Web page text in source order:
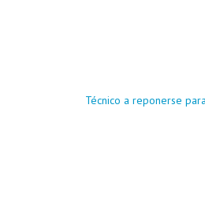
Técnico a reponerse